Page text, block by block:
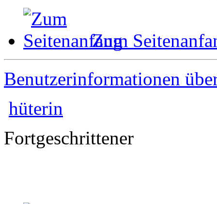
Zum
Benutzerinformationen
hüterin
Fortgeschrittener